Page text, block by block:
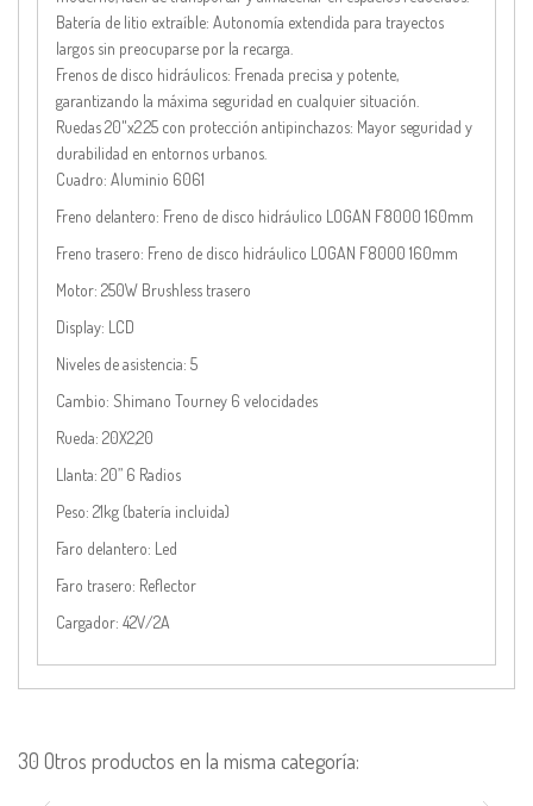
Batería de litio extraíble: Autonomía extendida para trayectos
largos sin preocuparse por la recarga.
Frenos de disco hidráulicos: Frenada precisa y potente,
garantizando la máxima seguridad en cualquier situación.
Ruedas 20"x2.25 con protección antipinchazos: Mayor seguridad y
durabilidad en entornos urbanos.
Cuadro: Aluminio 6061
Freno delantero: Freno de disco hidráulico LOGAN F8000 160mm
Freno trasero: Freno de disco hidráulico LOGAN F8000 160mm
Motor: 250W Brushless trasero
Display: LCD
Niveles de asistencia: 5
Cambio: Shimano Tourney 6 velocidades
Rueda: 20X2,20
Llanta: 20” 6 Radios
Peso: 21kg (batería incluida)
Faro delantero: Led
Faro trasero: Reflector
Cargador: 42V/2A
30 Otros productos en la misma categoría: